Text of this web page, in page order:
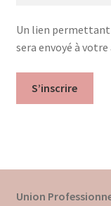
Mon compte
Mes données
Mes commandes
Un lien permettant
sera envoyé à
S’inscrire
Union